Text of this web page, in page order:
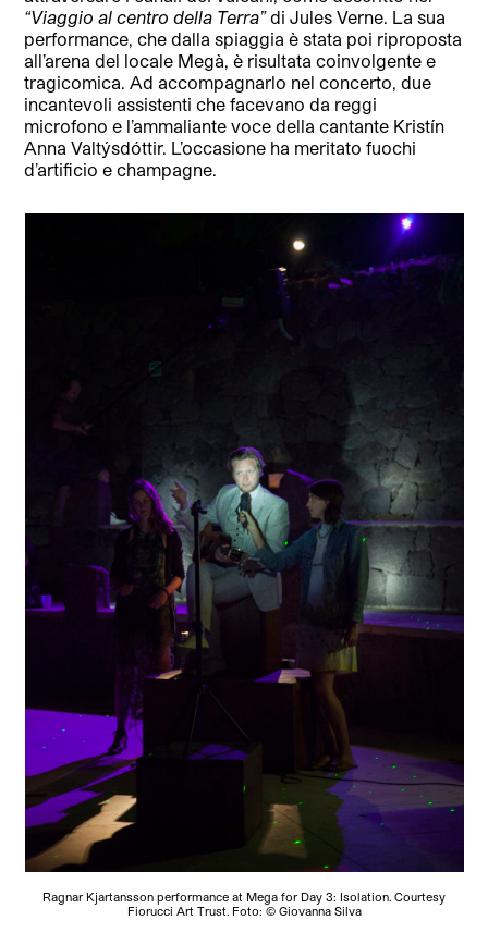
“Viaggio al centro della Terra”di Jules Verne. La sua
performance, che dalla spiaggia è stata poi riproposta
all’arena del locale Megà, è risultata coinvolgente e
tragicomica. Ad accompagnarlo nel concerto, due
incantevoli assistenti che facevano da reggi
microfono e l’ammaliante voce della cantante Kristín
Anna Valtýsdóttir. L’occasione ha meritato fuochi
d’artificio e champagne.
Ragnar Kjartansson performance at Mega for Day 3: Isolation. Courtesy
Fiorucci Art Trust. Foto: © Giovanna Silva